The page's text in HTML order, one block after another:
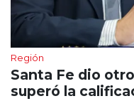
Región
Santa Fe dio
superó la